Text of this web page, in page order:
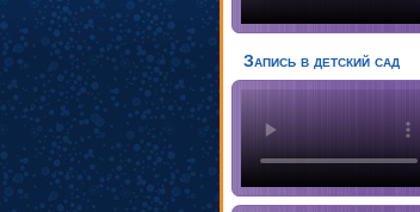
Запись в детский сад